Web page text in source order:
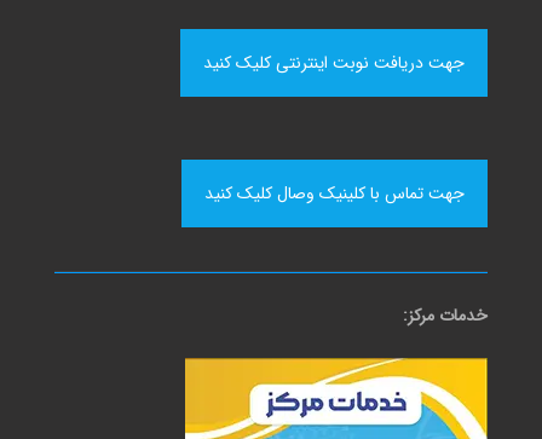
جهت دریافت نوبت اینترنتی کلیک کنید
جهت تماس با کلینیک وصال کلیک کنید
خدمات مرکز: